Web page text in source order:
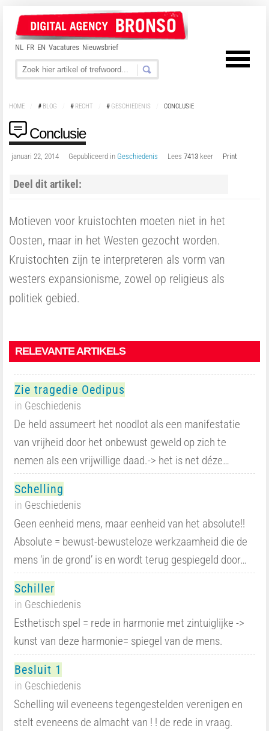
NL FR EN Vacatures Nieuwsbrief
HOME # BLOG # RECHT # GESCHIEDENIS CONCLUSIE
Conclusie
januari 22, 2014 Gepubliceerd in Geschiedenis Lees 7413 keer Print
Deel dit artikel:
Motieven voor kruistochten moeten niet in het
Oosten, maar in het Westen gezocht worden.
Kruistochten zijn te interpreteren als vorm van
westers expansionisme, zowel op religieus als
politiek gebied.
RELEVANTE ARTIKELS
Zie tragedie Oedipus
in Geschiedenis
De held assumeert het noodlot als een manifestatie
van vrijheid door het onbewust geweld op zich te
nemen als een vrijwillige daad.-> het is net déze…
Schelling
in Geschiedenis
Geen eenheid mens, maar eenheid van het absolute!!
Absolute = bewust-bewusteloze werkzaamheid die de
mens ‘in de grond’ is en wordt terug gespiegeld door…
Schiller
in Geschiedenis
Esthetisch spel = rede in harmonie met zintuiglijke ->
kunst van deze harmonie= spiegel van de mens.
Besluit 1
in Geschiedenis
Schelling wil eveneens tegengestelden verenigen en
stelt eveneens de almacht van ! ! de rede in vraag.